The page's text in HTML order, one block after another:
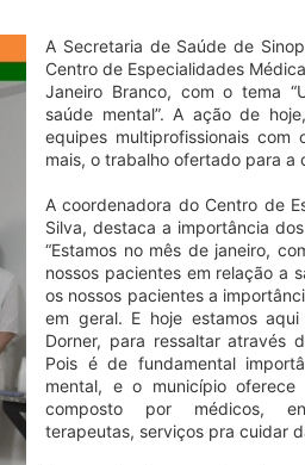
A Secretaria de Saúde de
Centro de Especialidades
Janeiro Branco, com o tema
saúde mental”. A ação de
equipes multiprofissionais
mais, o trabalho ofertado para a
A coordenadora do Centro de
Silva, destaca a importância
“Estamos no mês de janeiro,
nossos pacientes em relação a
os nossos pacientes a
em geral. E hoje estamos
Dorner, para ressaltar através
Pois é de fundamental
mental, e o município
composto por médicos,
terapeutas, serviços pra cuidar